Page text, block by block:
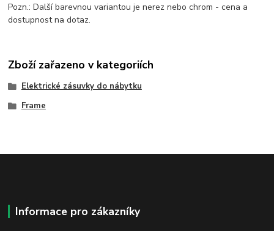
Pozn.: Další barevnou variantou je nerez nebo chrom - cena a
dostupnost na dotaz.
Zboží zařazeno v kategoriích
Elektrické zásuvky do nábytku
Frame
Informace pro zákazníky